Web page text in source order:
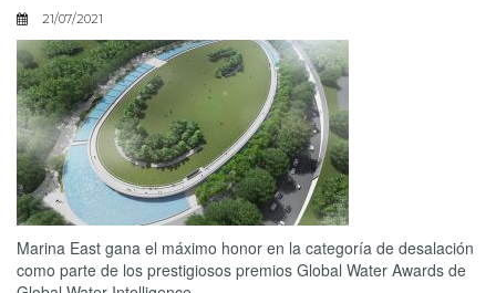
21/07/2021
Marina East gana el máximo honor en la categoría de desalación
como parte de los prestigiosos premios Global Water Awards de